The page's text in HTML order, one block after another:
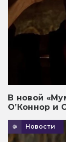
В новой
О’Коннор и
Новости